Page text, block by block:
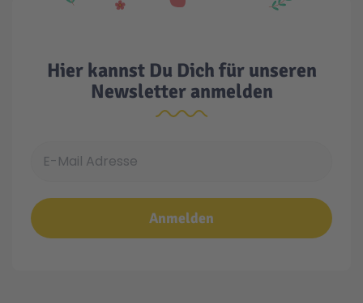
Hier kannst Du Dich für unseren
Newsletter anmelden
Anmelden